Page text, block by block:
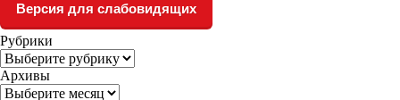
Версия для слабовидящих
Рубрики
Рубрики
Архивы
Архивы